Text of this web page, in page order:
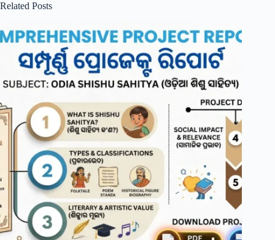
Related Posts